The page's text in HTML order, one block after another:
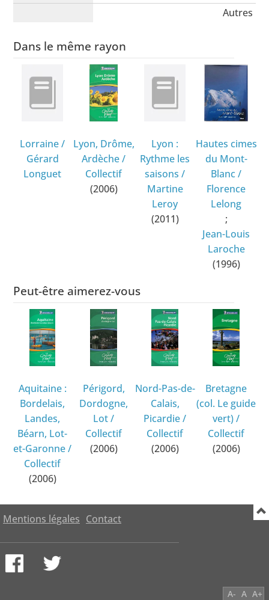
Autres
Dans le même rayon
Lorraine/
Gérard
Longuet
Lyon, Drôme,
Ardèche/
Collectif
(2006)
Lyon :
Rythme les
saisons /
Martine
Leroy
(2011)
Hautes cimes
du Mont-
Blanc/
Florence
Lelong
;
Jean-Louis
Laroche
(1996)
Peut-être aimerez-vous
Aquitaine :
Bordelais,
Landes,
Béarn, Lot-
et-Garonne/
Collectif
(2006)
Périgord,
Dordogne,
Lot/
Collectif
(2006)
Nord-Pas-de-
Calais,
Picardie/
Collectif
(2006)
Bretagne
(col. Le guide
vert)/
Collectif
(2006)
Mentions légales Contact
A- A A+